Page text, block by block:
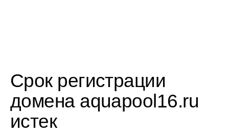
Срок регистрации
домена aquapool16.ru
истек